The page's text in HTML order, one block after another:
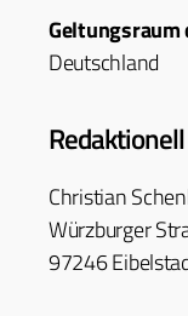
Gel­tungsraum
Deutsch­land
Chris­t­ian
Würzburg­er
97246